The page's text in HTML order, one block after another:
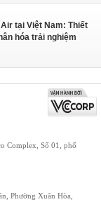
tại Việt Nam: Thiết
hóa trải nghiệm
Complex, Số 01, phố
Phường Xuân Hòa,